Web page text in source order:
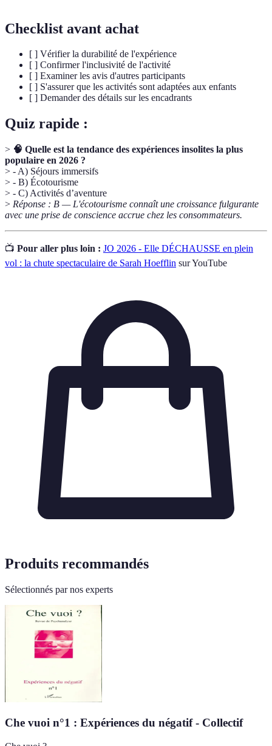
Checklist avant achat
[ ] Vérifier la durabilité de l'expérience
[ ] Confirmer l'inclusivité de l'activité
[ ] Examiner les avis d'autres participants
[ ] S'assurer que les activités sont adaptées aux enfants
[ ] Demander des détails sur les encadrants
Quiz rapide :
> 🧠 Quelle est la tendance des expériences insolites la plus
populaire en 2026 ?
> - A) Séjours immersifs
> - B) Écotourisme
> - C) Activités d’aventure
> Réponse : B — L'écotourisme connaît une croissance fulgurante
avec une prise de conscience accrue chez les consommateurs.
📺 Pour aller plus loin : JO 2026 - Elle DÉCHAUSSE en plein
vol : la chute spectaculaire de Sarah Hoefflin sur YouTube
Produits recommandés
Sélectionnés par nos experts
Che vuoi n°1 : Expériences du négatif - Collectif